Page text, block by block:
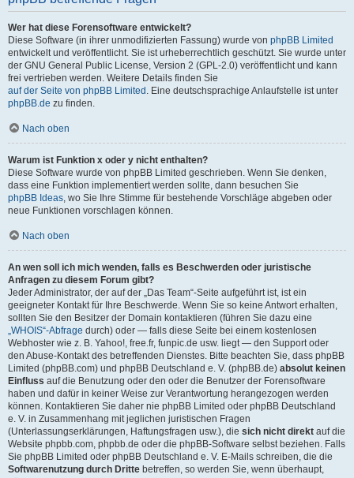
Wer hat diese Forensoftware entwickelt?
Diese Software (in ihrer unmodifizierten Fassung) wurde von phpBB Limited
entwickelt und veröffentlicht. Sie ist urheberrechtlich geschützt. Sie wurde unter
der GNU General Public License, Version 2 (GPL-2.0) veröffentlicht und kann
frei vertrieben werden. Weitere Details finden Sie
auf der Seite von phpBB Limited . Eine deutschsprachige Anlaufstelle ist unter
phpBB.de zu finden.
Nach oben
Warum ist Funktion x oder y nicht enthalten?
Diese Software wurde von phpBB Limited geschrieben. Wenn Sie denken,
dass eine Funktion implementiert werden sollte, dann besuchen Sie
phpBB Ideas, wo Sie Ihre Stimme für bestehende Vorschläge abgeben oder
neue Funktionen vorschlagen können.
Nach oben
An wen soll ich mich wenden, falls es Beschwerden oder juristische
Anfragen zu diesem Forum gibt?
Jeder Administrator, der auf der „Das Team“-Seite aufgeführt ist, ist ein
geeigneter Kontakt für Ihre Beschwerde. Wenn Sie so keine Antwort erhalten,
sollten Sie den Besitzer der Domain kontaktieren (führen Sie dazu eine
„WHOIS“-Abfrage durch) oder — falls diese Seite bei einem kostenlosen
Webhoster wie z. B. Yahoo!, free.fr, funpic.de usw. liegt — den Support oder
den Abuse-Kontakt des betreffenden Dienstes. Bitte beachten Sie, dass phpBB
Limited (phpBB.com) und phpBB Deutschland e. V. (phpBB.de) absolut keinen
Einfluss auf die Benutzung oder den oder die Benutzer der Forensoftware
haben und dafür in keiner Weise zur Verantwortung herangezogen werden
können. Kontaktieren Sie daher nie phpBB Limited oder phpBB Deutschland
e. V. in Zusammenhang mit jeglichen juristischen Fragen
(Unterlassungserklärungen, Haftungsfragen usw.), die sich nicht direkt auf die
Website phpbb.com, phpbb.de oder die phpBB-Software selbst beziehen. Falls
Sie phpBB Limited oder phpBB Deutschland e. V. E-Mails schreiben, die die
Softwarenutzung durch Dritte betreffen, so werden Sie, wenn überhaupt,